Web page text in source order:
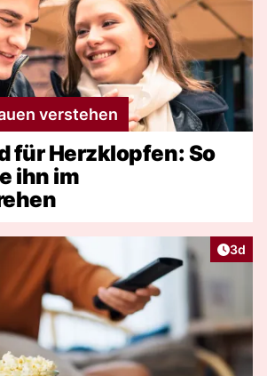
verstehen
für Herzklopfen: So
ihn im
3d